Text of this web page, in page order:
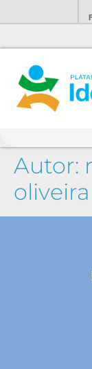
Autor: